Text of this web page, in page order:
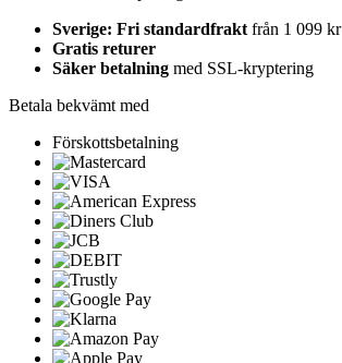
Sverige: Fri standardfrakt från 1 099 kr
Gratis returer
Säker betalning med SSL-kryptering
Betala bekvämt med
Förskottsbetalning